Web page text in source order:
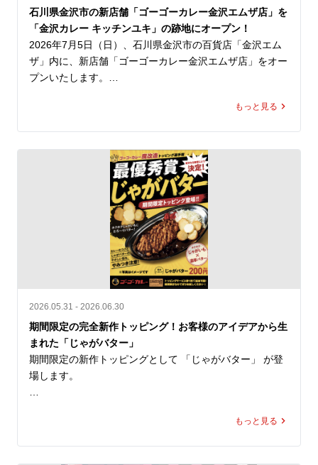
① 国内のゴーゴーカレーグループ全店舗で募金活動を実
施
2026年7月31日（金）より順次、国内のゴーゴーカレーグ
ループ全店舗に募金箱を設置し、義援金の募集を開始して
おります。
② 8月5日「ゴーゴーデー」売上の一部を寄付
8月5日（水）の「ゴーゴーデー」における国内ゴーゴーカ
レーグループ全店舗の売上（税抜）の5％（カレー1食あた
り約50円相当）を義援金として寄付します。※1,000円の
商品をご購入いただいた場合
全国のお客様からいただく一皿一皿のご利用を、熊本地方
への支援につなげてまいります。
③ ゴーゴーカレーレトルト5,000食を支援物資として準備
ゴーカレーレトルト5,000食を支援物資として要請をいた
だいた後、なるべく速やかに届けることができる体制を整
えております。
必要とされる場所へ、必要なタイミングで、迅速に物資を
石川県金沢市の新店舗「ゴーゴーカレー金沢エムザ店」を
「金沢カレー キッチンユキ」の跡地にオープン！
2026年7月5日（日）、石川県金沢市の百貨店「金沢エム
ザ」内に、新店舗「ゴーゴーカレー金沢エムザ店」をオー
プンいたします。
同区画は、これまで「金沢カレー キッチンユキ」が営業
している老舗であり、昔ながらの洋食文化と、濃厚でマイ
ルドな「金沢ブラックカレー」を通じて、多くのお客様に
親しまれてきました。
「ゴーゴーカレー金沢エムザ店」は、単なる新店ではな
く、金沢カレーの文化をこの地に継承する店舗としてオー
なんと…ゴーゴーカレー店内で「キッチンユキのカレー」
を販売！
ゴーゴーカレー金沢エムザ店内で「キッチンユキ金沢ブラ
ックカレー（中サイズのみ）」がご注文可能となります。
金沢カレーを愛してくださる皆さまへ、そしてキッチンユ
キを愛してこられた皆さまへ、「この場所の味の記憶を、
もっと見る
2026.05.31 - 2026.06.30
期間限定の完全新作トッピング！お客様のアイデアから生
まれた「じゃがバター」
期間限定の新作トッピングとして 「じゃがバター」 が登
場します。
造トッピング選手権」において、応募総数800件超の中か
もっと見る